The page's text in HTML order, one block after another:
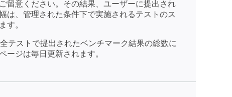
留意ください。その結果、ユーザーに提出され
は、管理された条件下で実施されるテストのス
す。
テストで提出されたベンチマーク結果の総数に
ージは毎日更新されます。